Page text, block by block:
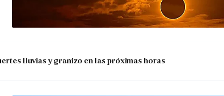
lluvias y granizo en las próximas horas